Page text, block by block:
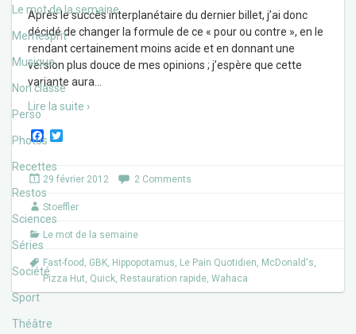
Le mot de la semaine
Memesprit
Musique
Non classé
Perso
Photos
Recettes
Restos
Sciences
Séries
Société
Sport
Théâtre
Après le succès interplanétaire du dernier billet, j’ai donc
décidé de changer la formule de ce « pour ou contre », en le
rendant certainement moins acide et en donnant une
version plus douce de mes opinions ; j’espère que cette
variante aura
Lire la suite ›
F
a
e
b
o
o
k
t
t
r
29 février 2012 2 Comments
Stoeffler
Le mot de la semaine
Fast-food , GBK, Hippopotamus, Le Pain Quotidien, McDonald's,
Pizza Hut, Quick, Restauration rapide, Wahaca